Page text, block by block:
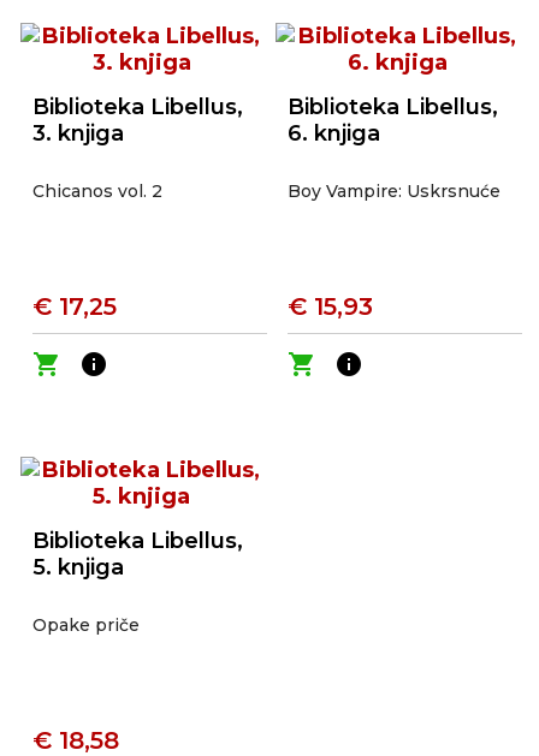
Biblioteka Libellus,
3. knjiga
Chicanos vol. 2
€ 17,25
shopping_cart
info
Biblioteka Libellus,
6. knjiga
Boy Vampire: Uskrsnuće
€ 15,93
shopping_cart
info
Biblioteka Libellus,
5. knjiga
Opake priče
€ 18,58